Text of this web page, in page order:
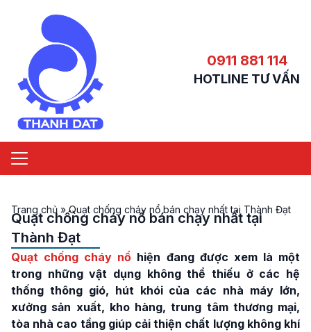
0911 881 114
HOTLINE TƯ VẤN
Trang chủ »Quạt chống cháy nổ bán chạy nhất tại Thành Đạt
Quạt chống cháy nổ bán chạy nhất tại
Thành Đạt
Quạt chống cháy nổ hiện đang được xem là một
trong những vật dụng không thể thiếu ở các hệ
thống thông gió, hút khói của các nhà máy lớn,
xưởng sản xuất, kho hàng, trung tâm thương mại,
tòa nhà cao tầng giúp cải thiện chất lượng không khí